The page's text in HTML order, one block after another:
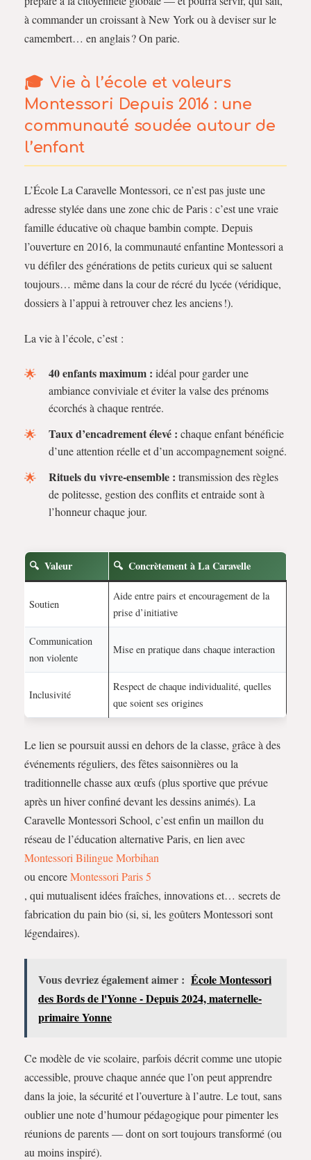
à commander un croissant à New York ou à deviser sur le
camembert… en anglais ? On parie.
Vie à l’école et valeurs
Montessori Depuis 2016 : une
communauté soudée autour de
l’enfant
L’École La Caravelle Montessori, ce n’est pas juste une
adresse stylée dans une zone chic de Paris : c’est une vraie
famille éducative où chaque bambin compte. Depuis
l’ouverture en 2016, la communauté enfantine Montessori a
vu défiler des générations de petits curieux qui se saluent
toujours… même dans la cour de récré du lycée (véridique,
dossiers à l’appui à retrouver chez les anciens !).
La vie à l’école, c’est :
40 enfants maximum : idéal pour garder une
ambiance conviviale et éviter la valse des prénoms
écorchés à chaque rentrée.
Taux d’encadrement élevé : chaque enfant bénéficie
d’une attention réelle et d’un accompagnement soigné.
Rituels du vivre-ensemble : transmission des règles
de politesse, gestion des conflits et entraide sont à
l’honneur chaque jour.
Valeur Concrètement à La Caravelle
Soutien
Aide entre pairs et encouragement de la
prise d’initiative
Communication
non violente
Mise en pratique dans chaque interaction
Inclusivité
Respect de chaque individualité, quelles
que soient ses origines
Le lien se poursuit aussi en dehors de la classe, grâce à des
événements réguliers, des fêtes saisonnières ou la
traditionnelle chasse aux œufs (plus sportive que prévue
après un hiver confiné devant les dessins animés). La
Caravelle Montessori School, c’est enfin un maillon du
réseau de l’éducation alternative Paris, en lien avec
Montessori Bilingue Morbihan
ou encoreMontessori Paris 5
, qui mutualisent idées fraîches, innovations et… secrets de
fabrication du pain bio (si, si, les goûters Montessori sont
légendaires).
Vous devriez également aimer : École Montessori
des Bords de l'Yonne - Depuis 2024, maternelle-
primaire Yonne
Ce modèle de vie scolaire, parfois décrit comme une utopie
accessible, prouve chaque année que l’on peut apprendre
dans la joie, la sécurité et l’ouverture à l’autre. Le tout, sans
oublier une note d’humour pédagogique pour pimenter les
réunions de parents — dont on sort toujours transformé (ou
au moins inspiré).